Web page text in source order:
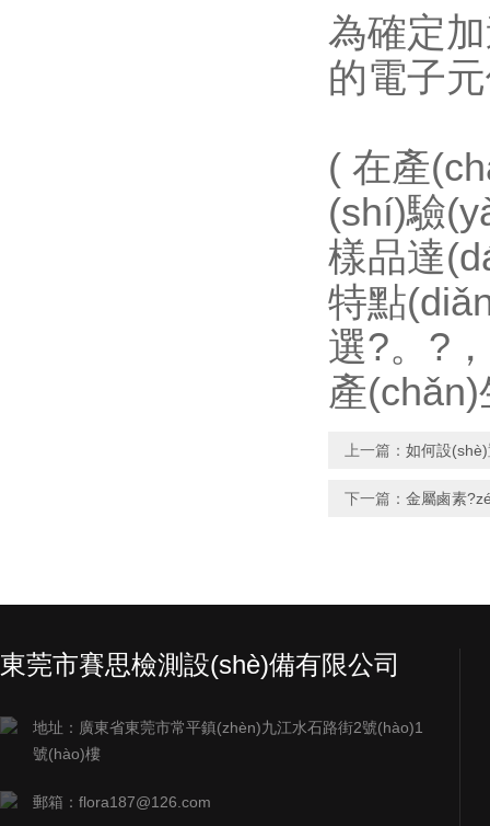
為確定
的電子
( 在產
(shí)驗
樣品達
特點
選?。
產(chǎn)
上一篇： 如何設
下一篇： 金屬鹵素
東莞市賽思檢測設(shè)備有限公司
地址：廣東省東莞市常平鎮(zhèn)九江水石路街2號(hào)1
號(hào)樓
郵箱：flora187@126.com